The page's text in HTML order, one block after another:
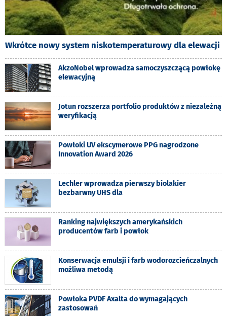
Wkrótce nowy system niskotemperaturowy dla elewacji
AkzoNobel wprowadza samoczyszczącą powłokę
elewacyjną
Jotun rozszerza portfolio produktów z niezależną
weryfikacją
Powłoki UV ekscymerowe PPG nagrodzone
Innovation Award 2026
Lechler wprowadza pierwszy biolakier
bezbarwny UHS dla
Ranking największych amerykańskich
producentów farb i powłok
Konserwacja emulsji i farb wodorozcieńczalnych
możliwa metodą
Powłoka PVDF Axalta do wymagających
zastosowań